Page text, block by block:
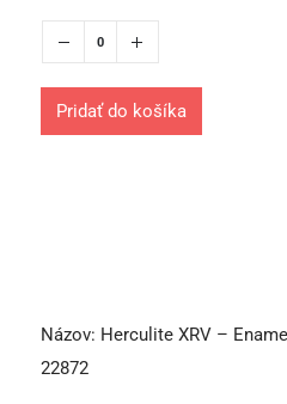
Pridať do košíka
Názov: Herculite XRV –
22872